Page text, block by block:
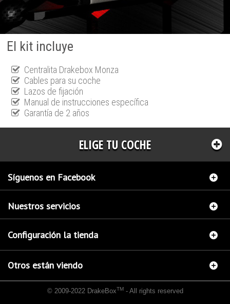
El kit incluye
Centralita Drakebox Monza
Cables para su coche
Lazos de fijación
Manual de instrucciones específica
Garantía de 2 años
ELIGE TU COCHE
Síguenos en Facebook
Nuestros servicios
Configuración la tienda
Otros están viendo
© 2009-2022 DrakeBoxTM- All rights reserved